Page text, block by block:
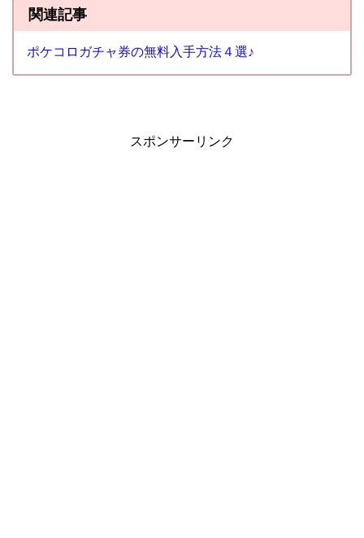
関連記事
ポケコロガチャ券の無料入手方法４選♪
スポンサーリンク